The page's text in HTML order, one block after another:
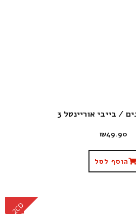
/ בייבי אוריינטל 3
₪49.90
הוסף לסל
CD
2CD